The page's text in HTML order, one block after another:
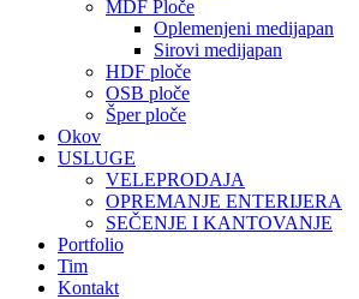
MDF Ploče
Oplemenjeni medijapan
Sirovi medijapan
HDF ploče
OSB ploče
Šper ploče
Okov
USLUGE
VELEPRODAJA
OPREMANJE ENTERIJERA
SEČENJE I KANTOVANJE
Portfolio
Tim
Kontakt